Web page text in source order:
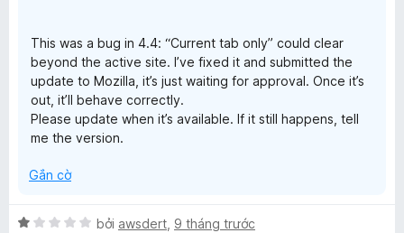
This was a bug in 4.4: “Current tab only” could clear
beyond the active site. I’ve fixed it and submitted the
update to Mozilla, it’s just waiting for approval. Once it’s
out, it’ll behave correctly.
Please update when it’s available. If it still happens, tell
me the version.
Gắn cờ
X
bởi awsdert 9 tháng trước